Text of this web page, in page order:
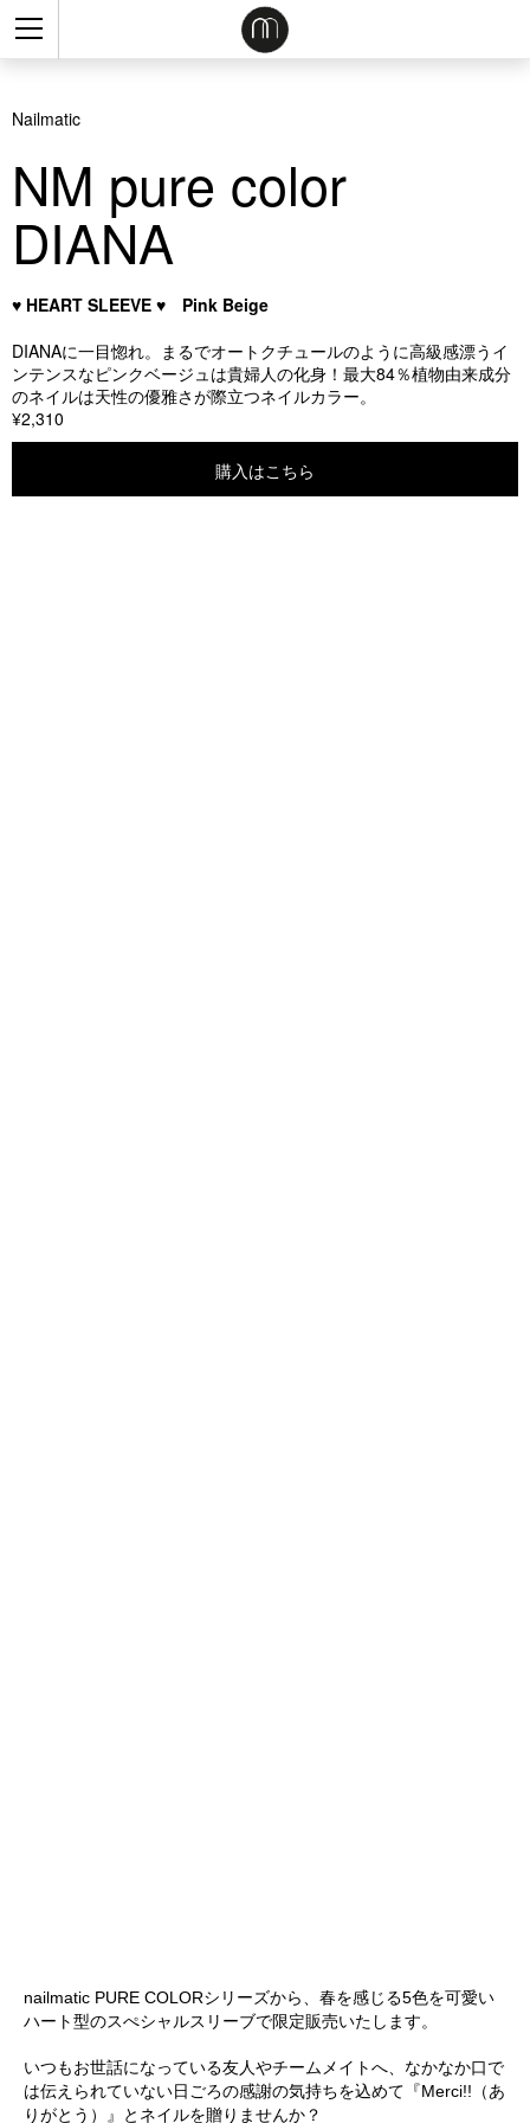
Nailmatic
NM pure color
DIANA
♥ HEART SLEEVE ♥ Pink Beige
DIANAに一目惚れ。まるでオートクチュールのように高級感漂うイ
ンテンスなピンクベージュは貴婦人の化身！最大84％植物由来成分
のネイルは天性の優雅さが際立つネイルカラー。
¥2,310
購入はこちら
nailmatic PURE COLORシリーズから、春を感じる5色を可愛い
ハート型のスぺシャルスリーブで限定販売いたします。
いつもお世話になっている友人やチームメイトへ、なかなか口で
は伝えられていない日ごろの感謝の気持ちを込めて『Merci!!（あ
りがとう）』とネイルを贈りませんか？